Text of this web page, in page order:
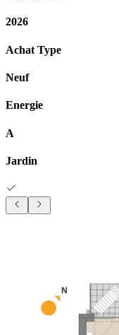
2026
Achat Type
Neuf
Energie
A
Jardin